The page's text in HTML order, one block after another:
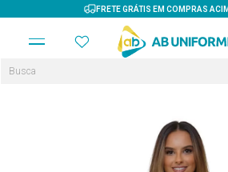
FRETE GRÁTIS EM COMPRAS